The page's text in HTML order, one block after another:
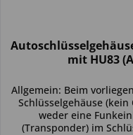
mit HU83
Allgemein: Beim
Schlüsselgehäuse
weder eine
(Transponder) im